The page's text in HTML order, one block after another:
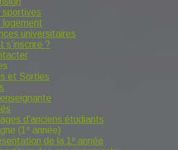
logement
universitaires
s’inscrire ?
et Sorties
enseignante
d’anciens étudiants
(1º année)
de la 1º année